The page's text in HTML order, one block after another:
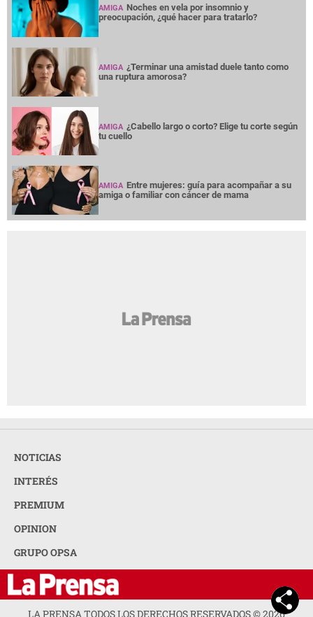
AMIGA Noches en vela por insomnio y
preocupación, ¿qué hacer para tratarlo?
AMIGA ¿Terminar una amistad duele tanto como
una ruptura amorosa?
AMIGA ¿Cabello largo o corto? Elige tu corte según
tu cuello
AMIGA Entre mujeres: guía para acompañar a su
amiga o familiar con cáncer de mama
NOTICIAS
INTERÉS
PREMIUM
OPINION
GRUPO OPSA
LA PRENSA TODOS LOS DERECHOS RESERVADOS ©2026